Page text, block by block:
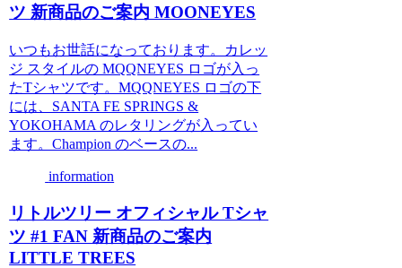
ツ 新商品のご案内 MOONEYES
いつもお世話になっております。カレッ
ジ スタイルの MQQNEYES ロゴが入っ
たTシャツです。MQQNEYES ロゴの下
には、SANTA FE SPRINGS &
YOKOHAMA のレタリングが入ってい
ます。Champion のベースの...
information
リトルツリー オフィシャル Tシャ
ツ #1 FAN 新商品のご案内
LITTLE TREES